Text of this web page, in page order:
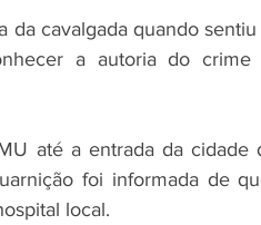
da cavalgada quando
a autoria do
até a entrada da cidade
foi informada de
local.